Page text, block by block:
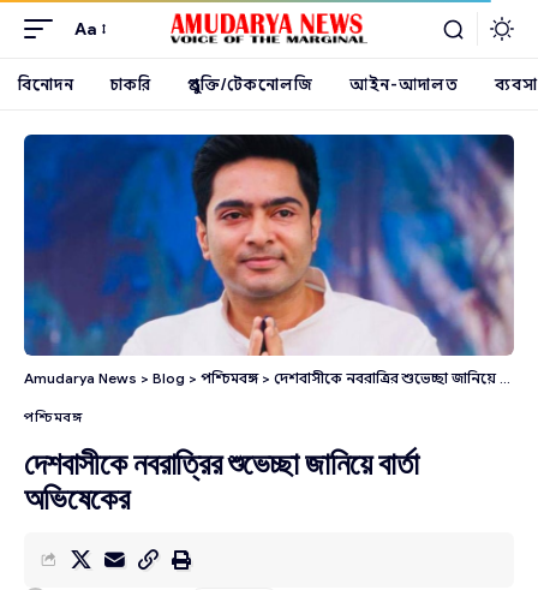
Aa
বিনোদন চাকরি প্রযুক্তি/টেকনোলজি আইন-আদালত ব্যবসা
Amudarya News > Blog > পশ্চিমবঙ্গ> দেশবাসীকে নবরাত্রির শুভেচ্ছা জানিয়ে বার্তা অভিষেকের
পশ্চিমবঙ্গ
দেশবাসীকে নবরাত্রির শুভেচ্ছা জানিয়ে বার্তা
অভিষেকের